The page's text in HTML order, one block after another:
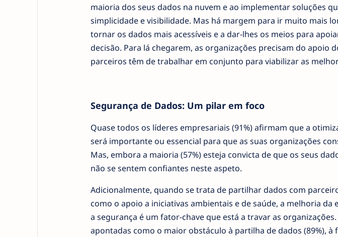
maioria dos seus dados na nuvem e ao implementar soluções
simplicidade e visibilidade. Mas há margem para ir muito mais
tornar os dados mais acessíveis e a dar-lhes os meios para
decisão. Para lá chegarem, as organizações precisam do apoio
parceiros têm de trabalhar em conjunto para viabilizar as
Segurança de Dados: Um pilar em foco
Quase todos os líderes empresariais (91%) afirmam que a
será importante ou essencial para que as suas organizações
Mas, embora a maioria (57%) esteja convicta de que os seus
não se sentem confiantes neste aspeto.
Adicionalmente, quando se trata de partilhar dados com
como o apoio a iniciativas ambientais e de saúde, a melhoria da
a segurança é um fator-chave que está a travar as
apontadas como o maior obstáculo à partilha de dados (89%),